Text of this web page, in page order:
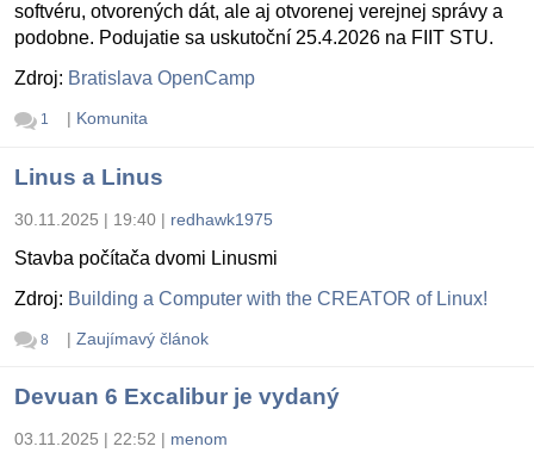
softvéru, otvorených dát, ale aj otvorenej verejnej správy a
podobne. Podujatie sa uskutoční 25.4.2026 na FIIT STU.
Zdroj: Bratislava OpenCamp
1 | Komunita
Linus a Linus
30.11.2025 | 19:40 | redhawk1975
Stavba počítača dvomi Linusmi
Zdroj: Building a Computer with the CREATOR of Linux!
8 | Zaujímavý článok
Devuan 6 Excalibur je vydaný
03.11.2025 | 22:52 | menom